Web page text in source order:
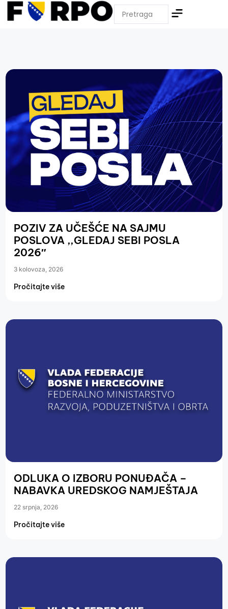
POZIV ZA UČEŠĆE NA SAJMU
POSLOVA ,,GLEDAJ SEBI POSLA
2026″
3 kolovoza, 2026
Pročitajte više
ODLUKA O IZBORU PONUĐAČA –
NABAVKA UREDSKOG NAMJEŠTAJA
22 srpnja, 2026
Pročitajte više